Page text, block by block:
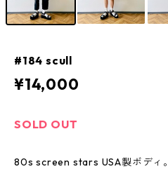
#184 scull
¥14,000
SOLD OUT
80s screen stars USA製ボディ。